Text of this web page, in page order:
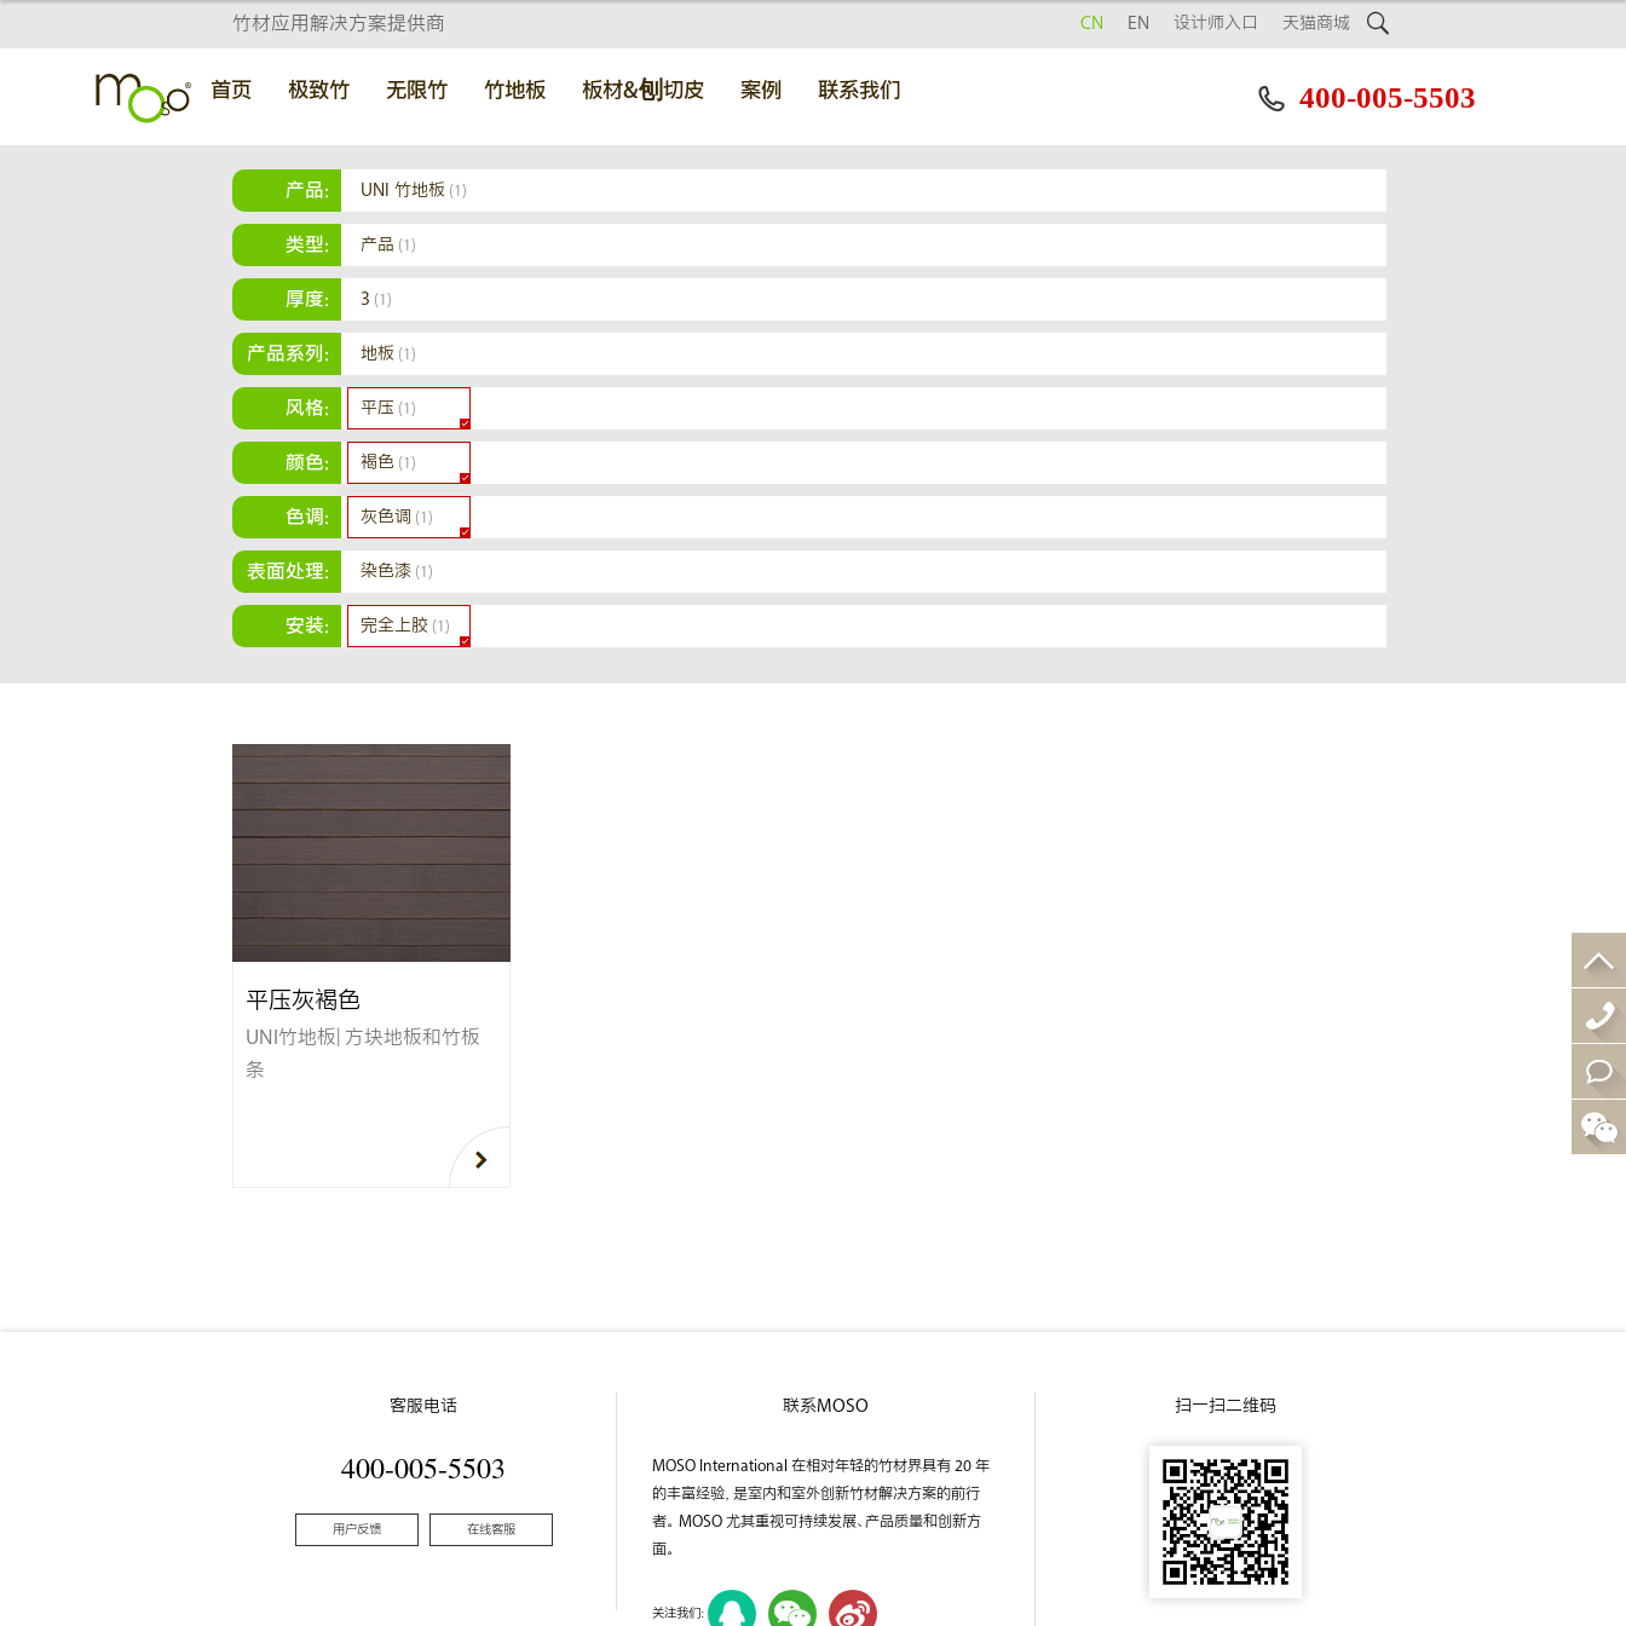
竹材应用解决方案提供商 
CN EN 设计师入口 天猫商城
首页 极致竹 无限竹 竹地板 板材&刨切皮 案例 联系我们  400-005-5503
产品: UNI 竹地板 (1)
类型: 产品 (1)
厚度: 3 (1)
产品系列: 地板 (1)
风格: 平压 (1)
颜色: 褐色 (1)
色调: 灰色调 (1)
表面处理: 染色漆 (1)
安装: 完全上胶 (1)
平压灰褐色
UNI竹地板| 方块地板和竹板
条
客服电话
400-005-5503
用户反馈 在线客服
联系MOSO
MOSO International 在相对年轻的竹材界具有 20 年
的丰富经验，是室内和室外创新竹材解决方案的前行
者。 MOSO 尤其重视可持续发展、产品质量和创新方
面。
关注我们：
扫一扫二维码
线